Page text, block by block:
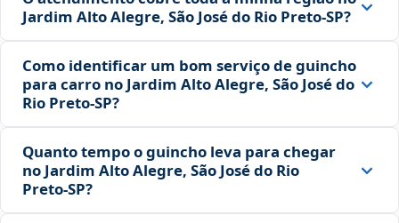
Jardim Alto Alegre, São José do Rio Preto‑SP?
Como identificar um bom serviço de guincho
para carro no Jardim Alto Alegre, São José do
Rio Preto‑SP?
Quanto tempo o guincho leva para chegar
no Jardim Alto Alegre, São José do Rio
Preto‑SP?